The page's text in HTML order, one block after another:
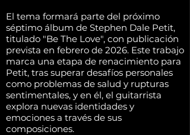
El tema formará parte del próximo
séptimo álbum de Stephen Dale Petit,
titulado "Be The Love", con publicación
prevista en febrero de 2026. Este trabajo
marca una etapa de renacimiento para
Petit, tras superar desafíos personales
como problemas de salud y rupturas
sentimentales, y en él, el guitarrista
explora nuevas identidades y
emociones a través de sus
composiciones.